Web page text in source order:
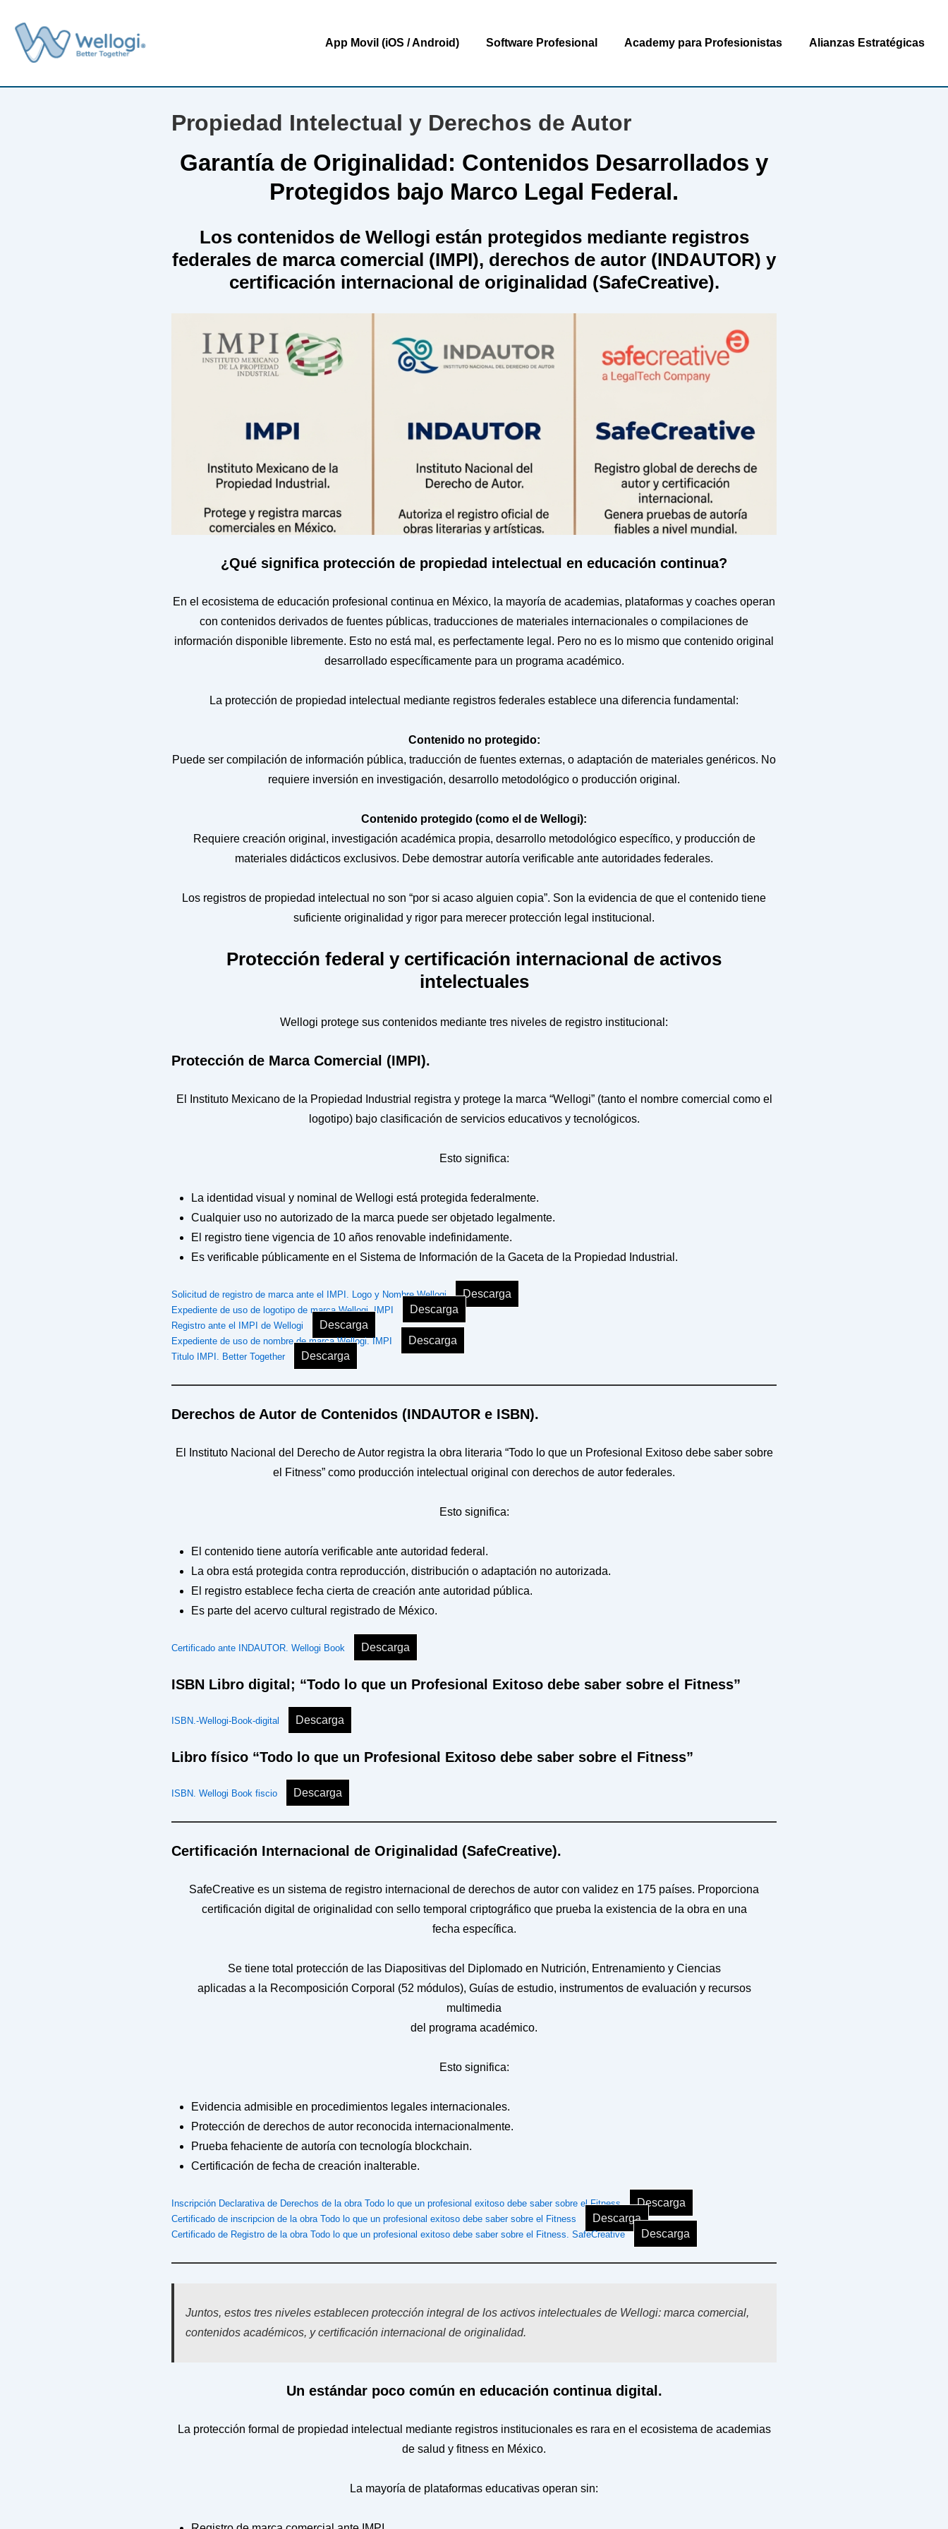
Saltar
principal
Navegación
App Movil (iOS / Android) Software Profesional Academy para Profesionistas Alianzas Estratégicas
Propiedad Intelectual y Derechos de Autor
Garantía de Originalidad: Contenidos Desarrollados y
Protegidos bajo Marco Legal Federal.
Los contenidos de Wellogi están protegidos mediante registros
federales de marca comercial (IMPI), derechos de autor (INDAUTOR) y
certificación internacional de originalidad (SafeCreative).
¿Qué significa protección de propiedad intelectual en educación continua?
En el ecosistema de educación profesional continua en México, la mayoría de academias, plataformas y coaches operan
con contenidos derivados de fuentes públicas, traducciones de materiales internacionales o compilaciones de
información disponible libremente. Esto no está mal, es perfectamente legal. Pero no es lo mismo que contenido original
desarrollado específicamente para un programa académico.
La protección de propiedad intelectual mediante registros federales establece una diferencia fundamental:
Contenido no protegido:
Puede ser compilación de información pública, traducción de fuentes externas, o adaptación de materiales genéricos. No
requiere inversión en investigación, desarrollo metodológico o producción original.
Contenido protegido (como el de Wellogi):
Requiere creación original, investigación académica propia, desarrollo metodológico específico, y producción de
materiales didácticos exclusivos. Debe demostrar autoría verificable ante autoridades federales.
Los registros de propiedad intelectual no son “por si acaso alguien copia”. Son la evidencia de que el contenido tiene
suficiente originalidad y rigor para merecer protección legal institucional.
Protección federal y certificación internacional de activos
intelectuales
Wellogi protege sus contenidos mediante tres niveles de registro institucional:
Protección de Marca Comercial (IMPI).
El Instituto Mexicano de la Propiedad Industrial registra y protege la marca “Wellogi” (tanto el nombre comercial como el
logotipo) bajo clasificación de servicios educativos y tecnológicos.
Esto significa:
La identidad visual y nominal de Wellogi está protegida federalmente.
Cualquier uso no autorizado de la marca puede ser objetado legalmente.
El registro tiene vigencia de 10 años renovable indefinidamente.
Es verificable públicamente en el Sistema de Información de la Gaceta de la Propiedad Industrial.
Solicitud de registro de marca ante el IMPI. Logo y Nombre Wellogi Descarga
Expediente de uso de logotipo de marca Wellogi. IMPI Descarga
Registro ante el IMPI de Wellogi Descarga
Expediente de uso de nombre de marca Wellogi. IMPI Descarga
Titulo IMPI. Better Together Descarga
Derechos de Autor de Contenidos (INDAUTOR e ISBN).
El Instituto Nacional del Derecho de Autor registra la obra literaria “Todo lo que un Profesional Exitoso debe saber sobre
el Fitness” como producción intelectual original con derechos de autor federales.
Esto significa:
El contenido tiene autoría verificable ante autoridad federal.
La obra está protegida contra reproducción, distribución o adaptación no autorizada.
El registro establece fecha cierta de creación ante autoridad pública.
Es parte del acervo cultural registrado de México.
Certificado ante INDAUTOR. Wellogi Book Descarga
ISBN Libro digital; “Todo lo que un Profesional Exitoso debe saber sobre el Fitness”
ISBN.-Wellogi-Book-digital Descarga
Libro físico “Todo lo que un Profesional Exitoso debe saber sobre el Fitness”
ISBN. Wellogi Book fiscio Descarga
Certificación Internacional de Originalidad (SafeCreative).
SafeCreative es un sistema de registro internacional de derechos de autor con validez en 175 países. Proporciona
certificación digital de originalidad con sello temporal criptográfico que prueba la existencia de la obra en una
fecha específica.
Se tiene total protección de las Diapositivas del Diplomado en Nutrición, Entrenamiento y Ciencias
aplicadas a la Recomposición Corporal (52 módulos), Guías de estudio, instrumentos de evaluación y recursos
multimedia
del programa académico.
Esto significa:
Evidencia admisible en procedimientos legales internacionales.
Protección de derechos de autor reconocida internacionalmente.
Prueba fehaciente de autoría con tecnología blockchain.
Certificación de fecha de creación inalterable.
Inscripción Declarativa de Derechos de la obra Todo lo que un profesional exitoso debe saber sobre el Fitness Descarga
Certificado de inscripcion de la obra Todo lo que un profesional exitoso debe saber sobre el Fitness Descarga
Certificado de Registro de la obra Todo lo que un profesional exitoso debe saber sobre el Fitness. SafeCreative Descarga
Juntos, estos tres niveles establecen protección integral de los activos intelectuales de Wellogi: marca comercial,
contenidos académicos, y certificación internacional de originalidad.
Un estándar poco común en educación continua digital.
La protección formal de propiedad intelectual mediante registros institucionales es rara en el ecosistema de academias
de salud y fitness en México.
La mayoría de plataformas educativas operan sin: